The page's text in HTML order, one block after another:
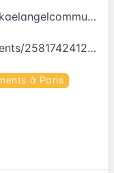
https://www.facebook.com/mikaelangelcommunication777/
https://www.facebook.com/events/258174241268166
à Paris